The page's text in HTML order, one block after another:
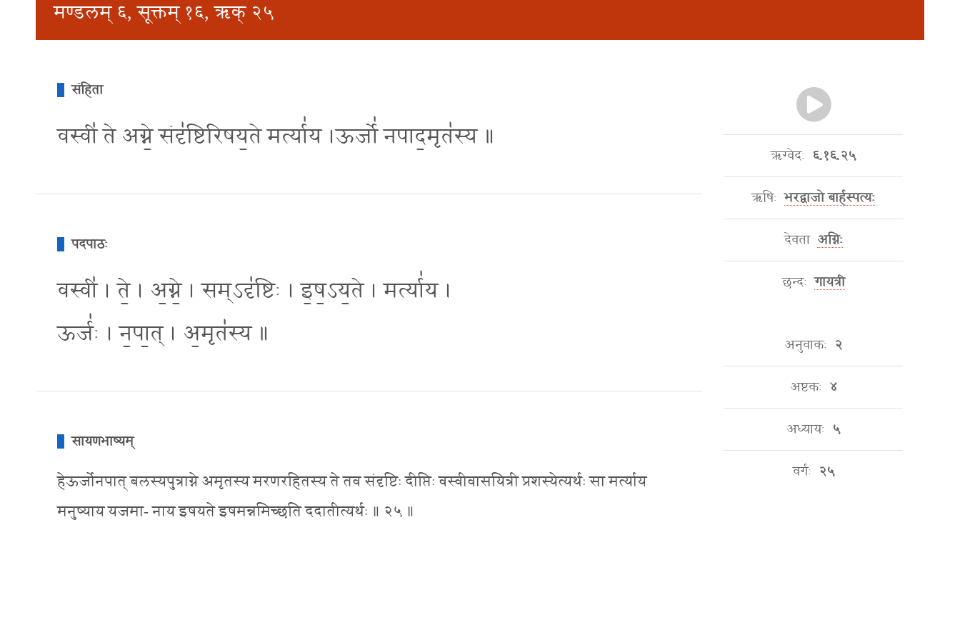
मण्डलम् ६, सूक्तम् १६, ऋक् २५
संहिता
वस्वी॑ ते अग्ने॒ संदृ॑ष्टिरिषय॒ते मर्त्या॑य ।ऊर्जो॑ नपाद॒मृत॑स्य ॥
पदपाठः
वस्वी॑ । ते॒ । अ॒ग्ने॒ । सम्ऽदृ॑ष्टिः । इ॒ष॒ऽय॒ते । मर्त्या॑य ।
ऊर्जः॑ । न॒पा॒त् । अ॒मृत॑स्य ॥
सायणभाष्यम्
हेऊर्जोनपात् बलस्यपुत्राग्ने अमृतस्य मरणरहितस्य ते तव संदृष्टिः दीप्तिः वस्वीवासयित्री प्रशस्येत्यर्थः सा मर्त्याय
मनुष्याय यजमा- नाय इषयते इषमन्नमिच्छति ददातीत्यर्थः ॥ २५ ॥
ऋग्वेदः ६.१६.२५
ऋषिः भरद्वाजो बार्हस्पत्यः
देवता अग्निः
छन्दः गायत्री
अनुवाकः २
अष्टकः ४
अध्यायः ५
वर्गः २५